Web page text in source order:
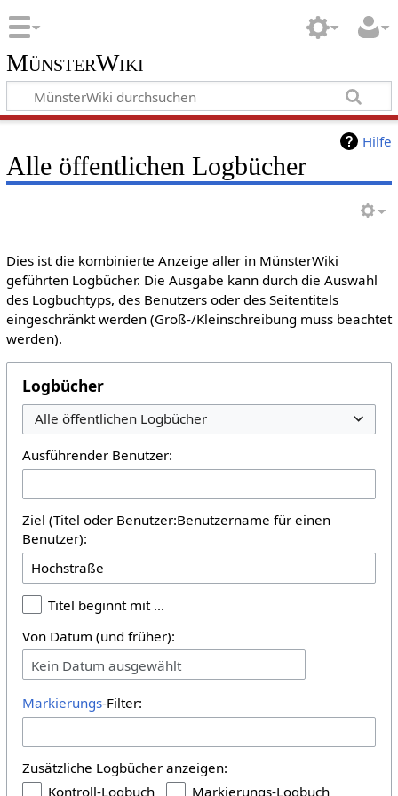
MünsterWiki
Hilfe
Alle öffentlichen Logbücher
Dies ist die kombinierte Anzeige aller in MünsterWiki
geführten Logbücher. Die Ausgabe kann durch die Auswahl
des Logbuchtyps, des Benutzers oder des Seitentitels
eingeschränkt werden (Groß-/Kleinschreibung muss beachtet
werden).
Logbücher
Alle öffentlichen Logbücher
Ausführender Benutzer:
Ziel (Titel oder Benutzer:Benutzername für einen
Benutzer):
Titel beginnt mit …
Von Datum (und früher):
Kein Datum ausgewählt
Markierungs-Filter:
Zusätzliche Logbücher anzeigen:
Kontroll-Logbuch
Markierungs-Logbuch